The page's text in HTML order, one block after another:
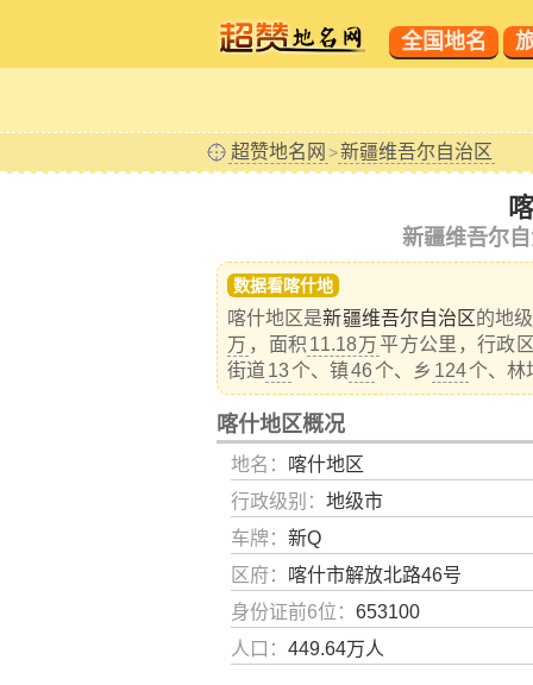
全国地名
超赞地名网 >新疆维吾尔自治区
新疆维吾尔
数据看喀什地
喀什地区是新疆维吾尔自治区的地
万 ，面积 11.18万平方公里，行政
街道13个、镇46个、乡 124个、林
喀什地区概况
地名：
喀什地区
行政级别： 地级市
车牌： 新Q
区府：
喀什市解放北路46号
身份证前6位： 653100
人口： 449.64万人